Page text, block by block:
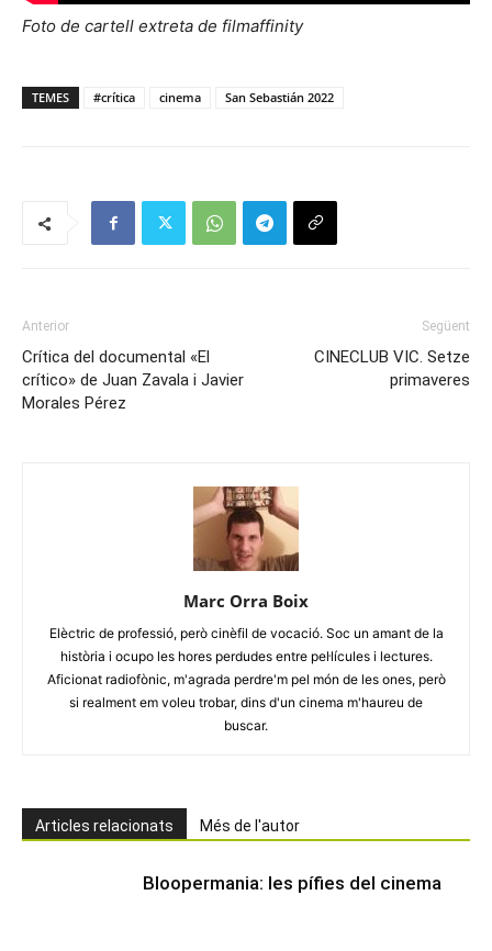
Foto de cartell extreta de filmaffinity
TEMES #crítica cinema San Sebastián 2022
Anterior
Crítica del documental «El
crítico» de Juan Zavala i Javier
Morales Pérez
Següent
CINECLUB VIC. Setze
primaveres
Marc Orra Boix
Elèctric de professió, però cinèfil de vocació. Soc un amant de la
història i ocupo les hores perdudes entre pel·lícules i lectures.
Aficionat radiofònic, m'agrada perdre'm pel món de les ones, però
si realment em voleu trobar, dins d'un cinema m'haureu de
buscar.
Articles relacionats Més de l'autor
Bloopermania: les pífies del cinema